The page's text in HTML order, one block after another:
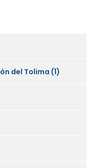
del Tolima (1)